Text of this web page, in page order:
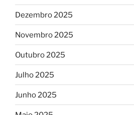
Dezembro 2025
Novembro 2025
Outubro 2025
Julho 2025
Junho 2025